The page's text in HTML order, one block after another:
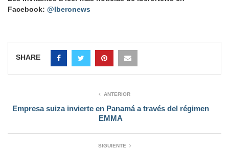
Facebook: @Iberonews
SHARE
ANTERIOR
Empresa suiza invierte en Panamá a través del régimen
EMMA
SIGUIENTE